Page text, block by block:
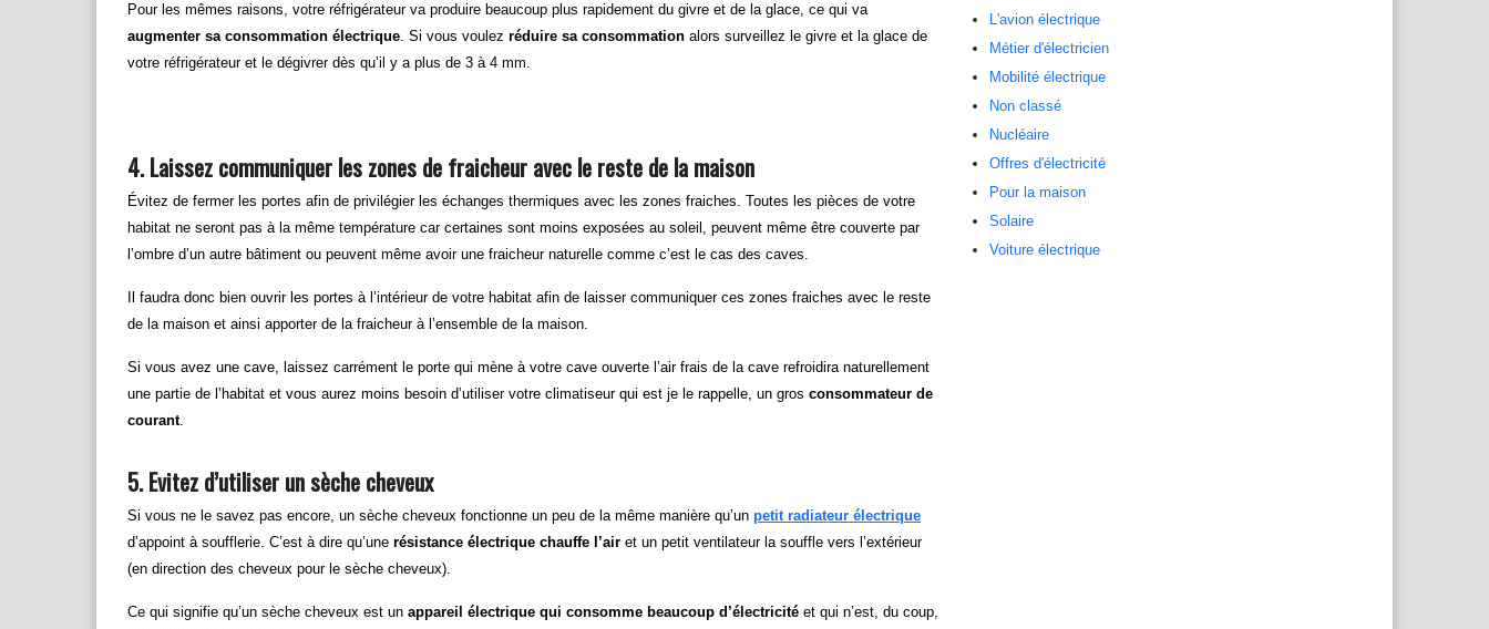
Pour les mêmes raisons, votre réfrigérateur va produire beaucoup plus rapidement du givre et de la glace, ce qui va
augmenter sa consommation électrique. Si vous voulez réduire sa consommation alors surveillez le givre et la glace de
votre réfrigérateur et le dégivrer dès qu’il y a plus de 3 à 4 mm.
4. Laissez communiquer les zones de fraicheur avec le reste de la maison
Évitez de fermer les portes afin de privilégier les échanges thermiques avec les zones fraiches. Toutes les pièces de votre
habitat ne seront pas à la même température car certaines sont moins exposées au soleil, peuvent même être couverte par
l’ombre d’un autre bâtiment ou peuvent même avoir une fraicheur naturelle comme c’est le cas des caves.
Il faudra donc bien ouvrir les portes à l’intérieur de votre habitat afin de laisser communiquer ces zones fraiches avec le reste
de la maison et ainsi apporter de la fraicheur à l’ensemble de la maison.
Si vous avez une cave, laissez carrément le porte qui mène à votre cave ouverte l’air frais de la cave refroidira naturellement
une partie de l’habitat et vous aurez moins besoin d’utiliser votre climatiseur qui est je le rappelle, un gros consommateur de
courant.
5. Evitez d’utiliser un sèche cheveux
Si vous ne le savez pas encore, un sèche cheveux fonctionne un peu de la même manière qu’un petit radiateur électrique
d’appoint à soufflerie. C’est à dire qu’une résistance électrique chauffe l’air et un petit ventilateur la souffle vers l’extérieur
(en direction des cheveux pour le sèche cheveux).
Ce qui signifie qu’un sèche cheveux est un appareil électrique qui consomme beaucoup d’électricité et qui n’est, du coup,
L'avion électrique
Métier d'électricien
Mobilité électrique
Non classé
Nucléaire
Offres d'électricité
Pour la maison
Solaire
Voiture électrique